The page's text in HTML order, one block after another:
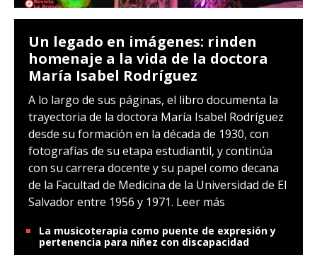
Un legado en imágenes: rinden
homenaje a la vida de la doctora
María Isabel Rodríguez
A lo largo de sus páginas, el libro documenta la
trayectoria de la doctora María Isabel Rodríguez
desde su formación en la década de 1930, con
fotografías de su etapa estudiantil, y continúa
con su carrera docente y su papel como decana
de la Facultad de Medicina de la Universidad de El
Salvador entre 1956 y 1971. Leer más
La musicoterapia como puente de expresión y
pertenencia para niñez con discapacidad